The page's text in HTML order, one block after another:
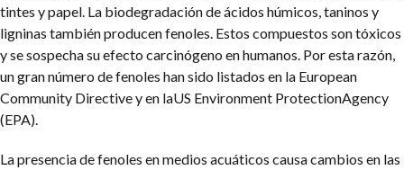
tintes y papel. La biodegradación de ácidos húmicos, taninos y
ligninas también producen fenoles. Estos compuestos son tóxicos
y se sospecha su efecto carcinógeno en humanos. Por esta razón,
un gran número de fenoles han sido listados en la European
Community Directive y en laUS Environment ProtectionAgency
(EPA).
La presencia de fenoles en medios acuáticos causa cambios en las